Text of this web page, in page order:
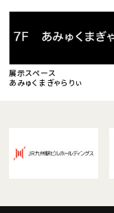
展示スペース
あみゅくまぎゃらりぃ